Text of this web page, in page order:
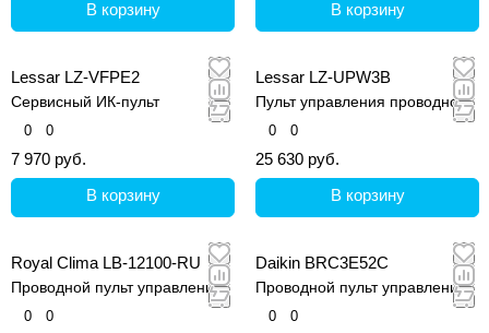
В корзину В корзину
Lessar LZ-VFPE2
Сервисный ИК-пульт
0 0
7 970 руб.
В корзину
Lessar LZ-UPW3B
Пульт управления проводной
0 0
25 630 руб.
В корзину
Royal Clima LB-12100-RU
Проводной пульт управления
0 0
Daikin BRC3E52C
Проводной пульт управления
0 0